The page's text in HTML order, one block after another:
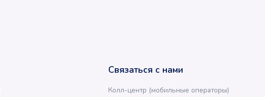
Связаться с нами
Колл-центр (мобильные операторы)